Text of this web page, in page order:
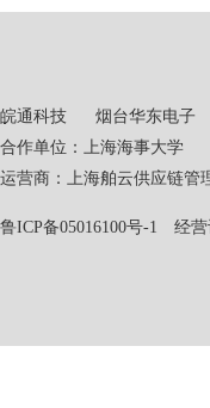
皖通科技 烟台华东电子
合作单位：上海海事大学
运营商：上海舶云供应
鲁ICP备05016100号-1 经营